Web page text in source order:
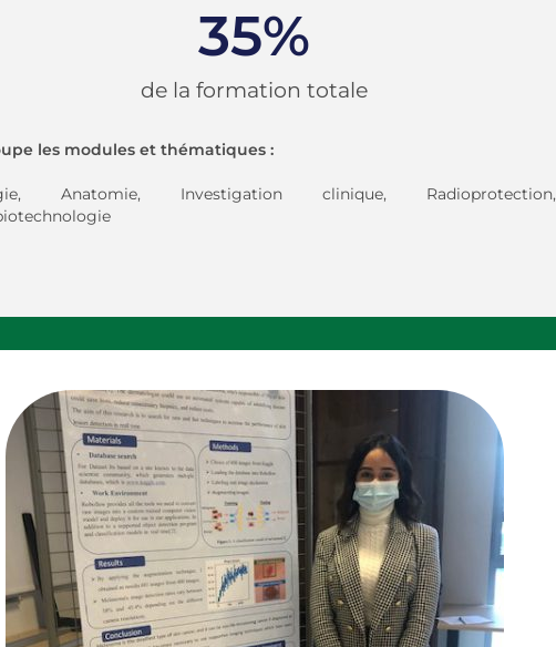
de la formation totale
35%
les modules et thématiques :
Anatomie, Investigation clinique, Radioprotection,